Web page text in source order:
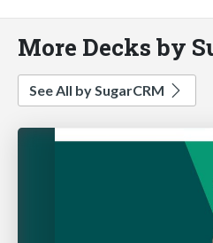
More Decks by
See All by SugarCRM